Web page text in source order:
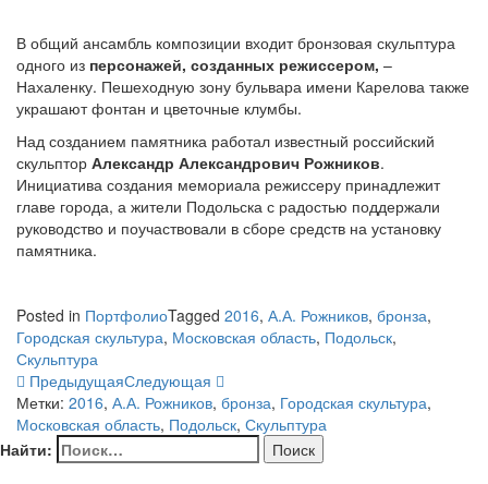
В общий ансамбль композиции входит бронзовая скульптура
одного из персонажей, созданных режиссером, –
Нахаленку. Пешеходную зону бульвара имени Карелова также
украшают фонтан и цветочные клумбы.
Над созданием памятника работал известный российский
скульптор Александр Александрович Рожников.
Инициатива создания мемориала режиссеру принадлежит
главе города, а жители Подольска с радостью поддержали
руководство и поучаствовали в сборе средств на установку
памятника.
Posted in ПортфолиоTagged 2016, А.А. Рожников, бронза,
Городская скультура, Московская область, Подольск,
Скульптура
ПредыдущаяСледующая
Метки: 2016, А.А. Рожников, бронза, Городская скультура,
Московская область, Подольск, Скульптура
Найти: